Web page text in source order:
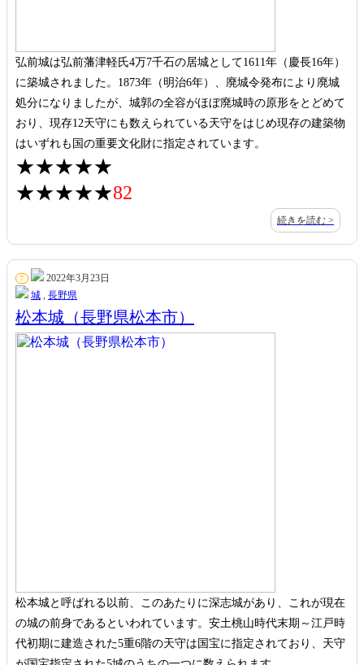
弘前城は弘前藩津軽氏4万7千石の居城として1611年（慶長16年）
に築城されました。1873年（明治6年）、廃城令発布により廃城
処分になりましたが、城郭の全容がほぼ廃城時の原形をとどめて
おり、現存12天守にも数えられている天守をはじめ現存の建築物
はいずれも国の重要文化財に指定されています。
★★★★★
★★★★★82
続きを読む >
7
2022年3月23日
城 , 長野県
松本城（長野県松本市）
松本城と呼ばれる以前、このあたりに深志城があり、これが現在
の城の前身であるといわれています。安土桃山時代末期～江戸時
代初期に建造された5重6階の天守は国宝に指定されており、天守